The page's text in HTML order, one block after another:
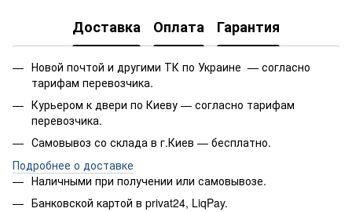
Доставка Оплата Гарантия
Новой почтой и другими ТК по Украине — согласно
тарифам перевозчика.
Курьером к двери по Киеву — согласно тарифам
перевозчика.
Самовывоз со склада в г.Киев — бесплатно.
Подробнее о доставке
Наличными при получении или самовывозе.
Банковской картой в privat24, LiqPay.